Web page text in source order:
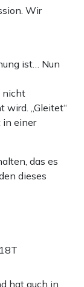
Wir
ist… Nun
nicht
wird. „Gleitet“
in einer
das es
dieses
hat auch in